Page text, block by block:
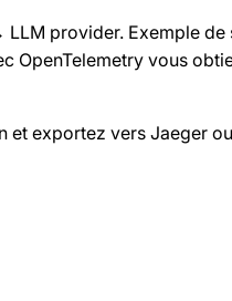
provider. Exemple de
OpenTelemetry vous
et exportez vers Jaeger